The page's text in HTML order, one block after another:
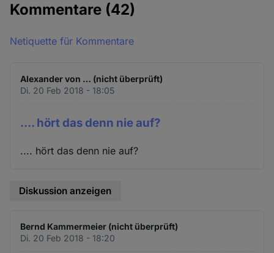
Kommentare (42)
Netiquette für Kommentare
Alexander von … (nicht überprüft)
Di. 20 Feb 2018 - 18:05
.... hört das denn nie auf?
.... hört das denn nie auf?
Diskussion anzeigen
Bernd Kammermeier (nicht überprüft)
Di. 20 Feb 2018 - 18:20